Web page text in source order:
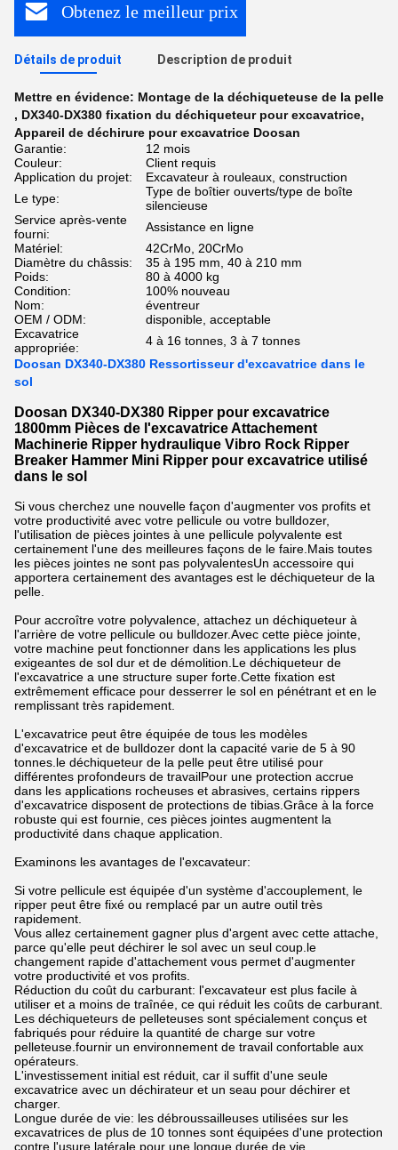
Obtenez le meilleur prix
Détails de produit Description de produit
Mettre en évidence: Montage de la déchiqueteuse de la pelle
, DX340-DX380 fixation du déchiqueteur pour excavatrice,
Appareil de déchirure pour excavatrice Doosan
Garantie:
12 mois
Couleur:
Client requis
Application du projet:
Excavateur à rouleaux, construction
Le type:
Type de boîtier ouverts/type de boîte
silencieuse
Service après-vente
fourni:
Assistance en ligne
Matériel:
42CrMo, 20CrMo
Diamètre du châssis:
35 à 195 mm, 40 à 210 mm
Poids:
80 à 4000 kg
Condition:
100% nouveau
Nom:
éventreur
OEM / ODM:
disponible, acceptable
Excavatrice
appropriée:
4 à 16 tonnes, 3 à 7 tonnes
Doosan DX340-DX380 Ressortisseur d'excavatrice dans le
sol
Doosan DX340-DX380 Ripper pour excavatrice
1800mm Pièces de l'excavatrice Attachement
Machinerie Ripper hydraulique Vibro Rock Ripper
Breaker Hammer Mini Ripper pour excavatrice utilisé
dans le sol
Si vous cherchez une nouvelle façon d'augmenter vos profits et
votre productivité avec votre pellicule ou votre bulldozer,
l'utilisation de pièces jointes à une pellicule polyvalente est
certainement l'une des meilleures façons de le faire.Mais toutes
les pièces jointes ne sont pas polyvalentesUn accessoire qui
apportera certainement des avantages est le déchiqueteur de la
pelle.
Pour accroître votre polyvalence, attachez un déchiqueteur à
l'arrière de votre pellicule ou bulldozer.Avec cette pièce jointe,
votre machine peut fonctionner dans les applications les plus
exigeantes de sol dur et de démolition.Le déchiqueteur de
l'excavatrice a une structure super forte.Cette fixation est
extrêmement efficace pour desserrer le sol en pénétrant et en le
remplissant très rapidement.
L'excavatrice peut être équipée de tous les modèles
d'excavatrice et de bulldozer dont la capacité varie de 5 à 90
tonnes.le déchiqueteur de la pelle peut être utilisé pour
différentes profondeurs de travailPour une protection accrue
dans les applications rocheuses et abrasives, certains rippers
d'excavatrice disposent de protections de tibias.Grâce à la force
robuste qui est fournie, ces pièces jointes augmentent la
productivité dans chaque application.
Examinons les avantages de l'excavateur:
Si votre pellicule est équipée d'un système d'accouplement, le
ripper peut être fixé ou remplacé par un autre outil très
rapidement.
Vous allez certainement gagner plus d'argent avec cette attache,
parce qu'elle peut déchirer le sol avec un seul coup.le
changement rapide d'attachement vous permet d'augmenter
votre productivité et vos profits.
Réduction du coût du carburant: l'excavateur est plus facile à
utiliser et a moins de traînée, ce qui réduit les coûts de carburant.
Les déchiqueteurs de pelleteuses sont spécialement conçus et
fabriqués pour réduire la quantité de charge sur votre
pelleteuse.fournir un environnement de travail confortable aux
opérateurs.
L'investissement initial est réduit, car il suffit d'une seule
excavatrice avec un déchirateur et un seau pour déchirer et
charger.
Longue durée de vie: les débroussailleuses utilisées sur les
excavatrices de plus de 10 tonnes sont équipées d'une protection
contre l'usure latérale pour une longue durée de vie.